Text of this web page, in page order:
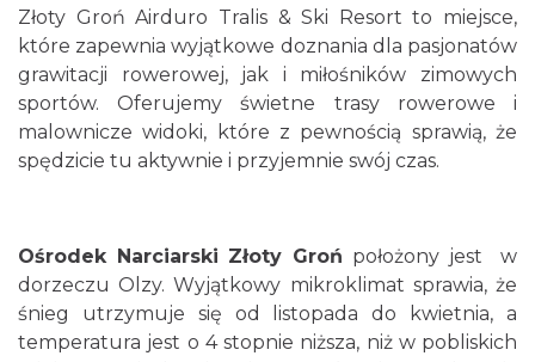
Złoty Groń Airduro Tralis & Ski Resort to miejsce,
które zapewnia wyjątkowe doznania dla pasjonatów
grawitacji rowerowej, jak i miłośników zimowych
sportów. Oferujemy świetne trasy rowerowe i
malownicze widoki, które z pewnością sprawią, że
spędzicie tu aktywnie i przyjemnie swój czas.
Ośrodek Narciarski Złoty Groń położony jest w
dorzeczu Olzy. Wyjątkowy mikroklimat sprawia, że
śnieg utrzymuje się od listopada do kwietnia, a
temperatura jest o 4 stopnie niższa, niż w pobliskich